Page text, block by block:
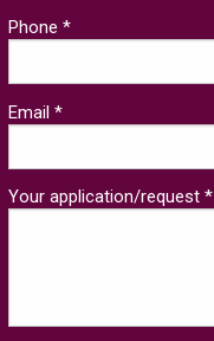
Phone *
Email *
Your application/request *